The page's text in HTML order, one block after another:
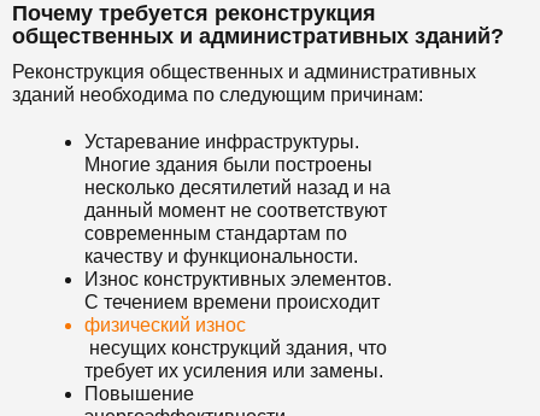
Почему требуется реконструкция
общественных и административных зданий?
Реконструкция общественных и административных
зданий необходима по следующим причинам:
Устаревание инфраструктуры.
Многие здания были построены
несколько десятилетий назад и на
данный момент не соответствуют
современным стандартам по
качеству и функциональности.
Износ конструктивных элементов.
С течением времени происходит
физический износ
несущих конструкций здания, что
требует их усиления или замены.
Повышение